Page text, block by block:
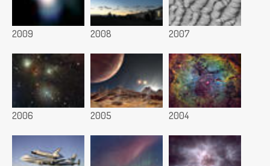
2009 2008 2007
2006 2005 2004